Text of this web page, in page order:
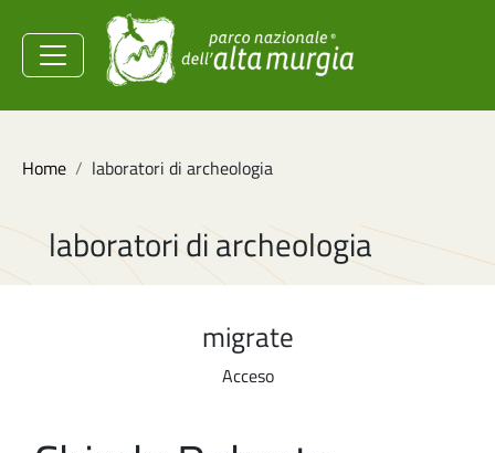
Salta al contenuto principale
della Sicurezza
Energetica
Home
laboratori di archeologia
laboratori di archeologia
migrate
Acceso